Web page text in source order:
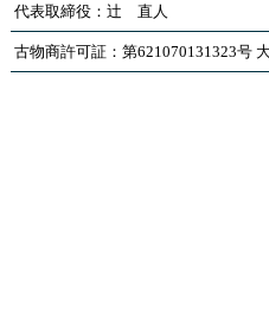
代表取締役：辻 直人
古物商許可証：第621070131323号